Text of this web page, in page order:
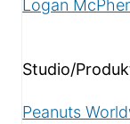
Logan
Studio/
Peanuts